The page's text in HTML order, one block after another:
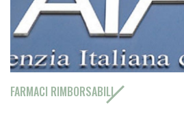
FARMACI RIMBORSABILI